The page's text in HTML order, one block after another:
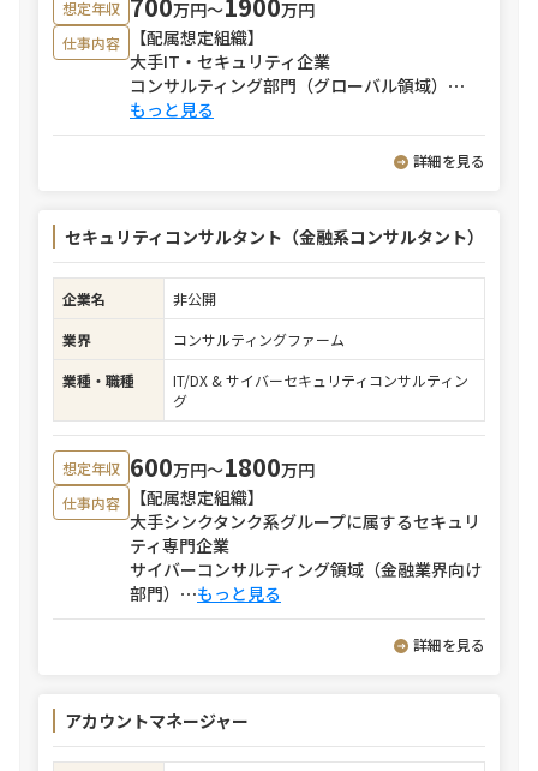
想定年収 万円〜 万円
仕事内容
【配属想定組織】
大手IT・セキュリティ企業
コンサルティング部門（グローバル領域） ⋯
もっと見る
詳細を見る
セキュリティコンサルタント（金融系コンサルタント）
企業名
非公開
業界
コンサルティングファーム
業種・職種
IT/DX & サイバーセキュリティコンサルティン
グ
想定年収 600万円〜1800万円
仕事内容
【配属想定組織】
大手シンクタンク系グループに属するセキュリ
ティ専門企業
サイバーコンサルティング領域（金融業界向け
部門） ⋯もっと見る
詳細を見る
アカウントマネージャー